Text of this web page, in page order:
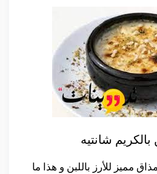
بالكريم شانتيه
مميز للأرز باللبن و هذا ما